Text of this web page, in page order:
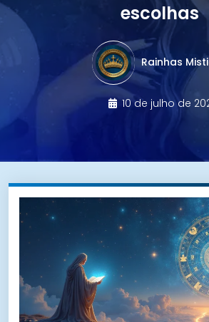
escolhas
Rainhas
10 de julho de